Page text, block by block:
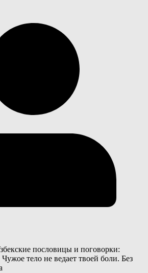
пословицы и поговорки:
тело не ведает твоей боли. Без